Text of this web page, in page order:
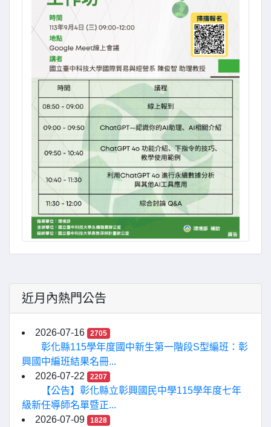
近月內熱門公告
2026-07-16 2705
彰化縣115學年度國中新生第一階段S型編班：彰
興國中編班結果名冊...
2026-07-22
2207
【公告】彰化縣立彰興國民中學115學年度七年
級新任導師名單暨正...
2026-07-09
1828